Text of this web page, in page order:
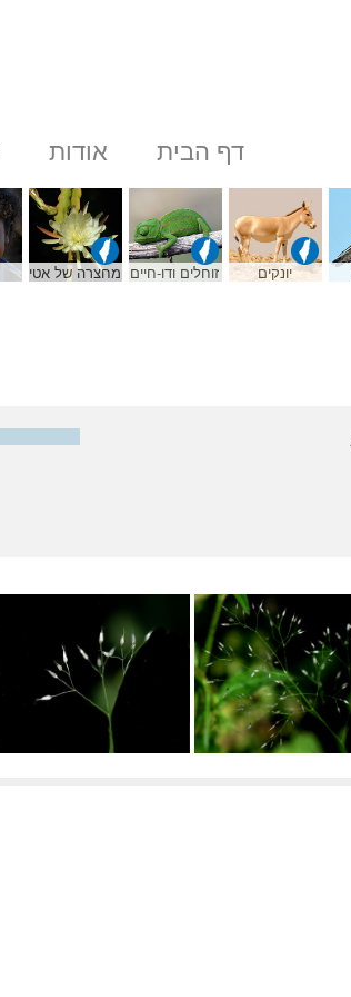
דף הבית אודות
יונקים זוחלים ודו-חיים מחצרה של אטי
אאירה נימית